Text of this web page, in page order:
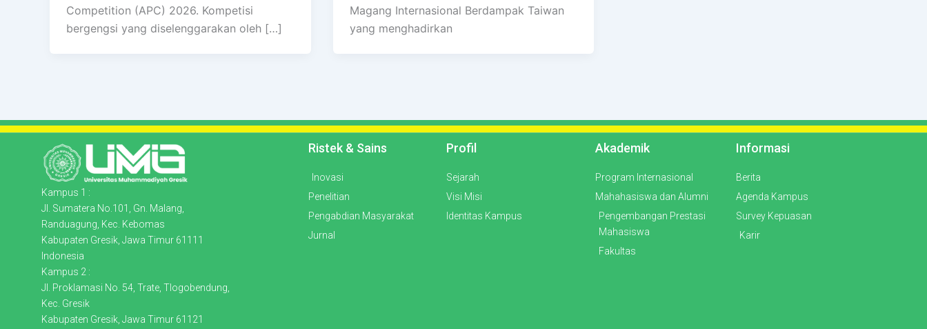
Competition (APC) 2026. Kompetisi
bergengsi yang diselenggarakan oleh […]
Magang Internasional Berdampak Taiwan
yang menghadirkan
Kampus 1 :
Jl. Sumatera No.101, Gn. Malang,
Randuagung, Kec. Kebomas
Kabupaten Gresik, Jawa Timur 61111
Indonesia
Kampus 2 :
Jl. Proklamasi No. 54, Trate, Tlogobendung,
Kec. Gresik
Kabupaten Gresik, Jawa Timur 61121
Ristek & Sains
Inovasi
Penelitian
Pengabdian Masyarakat
Jurnal
Profil
Sejarah
Visi Misi
Identitas Kampus
Akademik
Program Internasional
Mahahasiswa dan Alumni
Pengembangan Prestasi
Mahasiswa
Fakultas
Informasi
Berita
Agenda Kampus
Survey Kepuasan
Karir